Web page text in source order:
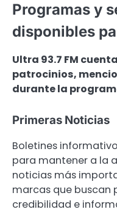
Programas y
disponibles
Ultra 93.7 FM
patrocinios,
durante la
Primeras Noticias
Boletines
para mantener a la
noticias más
marcas que buscan
credibilidad e